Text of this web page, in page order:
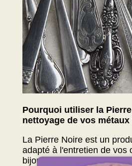
Pourquoi utiliser la
nettoyage de vos métaux
La Pierre Noire est un
adapté à l'entretien de vos
bijoux, le cuivre et